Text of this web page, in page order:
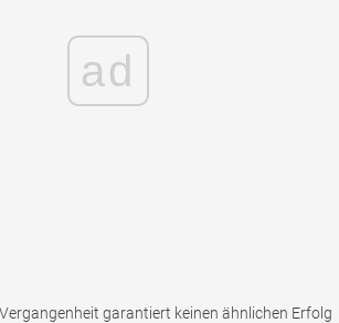
ad
garantiert keinen ähnlichen Erfolg